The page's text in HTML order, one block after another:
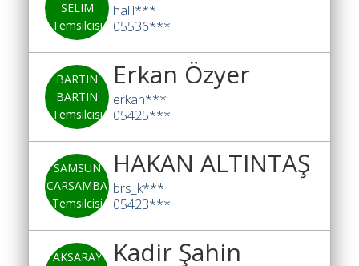
arayanlar
Blog
Katsayısı
Ajandam
Hakkımızda
SELIM
Temsilcisi
halil***
05536***
BARTIN
BARTIN
Temsilcisi
Erkan Özyer
erkan***
05425***
SAMSUN
CARSAMBA
Temsilcisi
HAKAN ALTINTAŞ
brs_k***
05423***
AKSARAY
Kadir Şahin